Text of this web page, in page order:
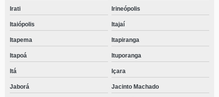
Irati Irineópolis
Itaiópolis Itajaí
Itapema Itapiranga
Itapoá Ituporanga
Itá Içara
Jaborá Jacinto Machado